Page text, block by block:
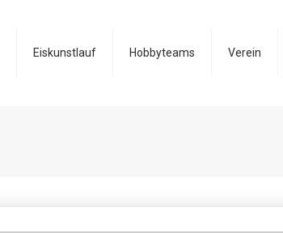
Eiskunstlauf Hobbyteams Verein